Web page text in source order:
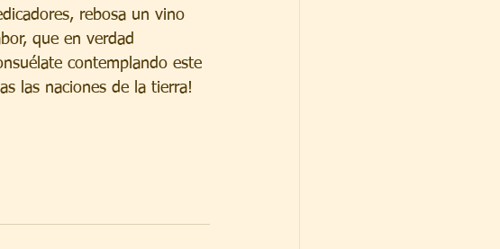
rebosa un vino
que en verdad
contemplando este
las naciones de la tierra!